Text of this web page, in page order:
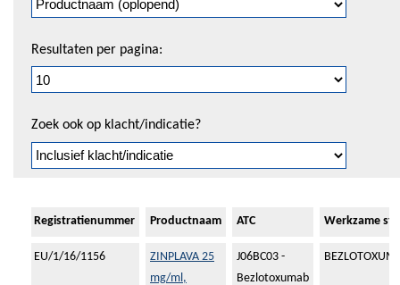
pagineren
Resultaten per pagina:
Zoek ook op klacht/indicatie?
Registratienummer Productnaam ATC Werkzame
EU/1/16/1156
ZINPLAVA 25
mg/ml,
J06BC03 -
Bezlotoxumab